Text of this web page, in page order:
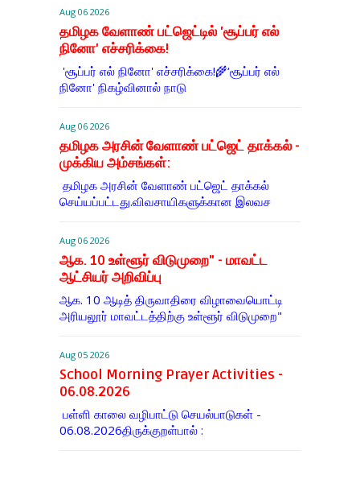
Aug 06 2026
தமிழக வேளாண் பட்ஜெட்டில் 'சூப்பர் எல்
நினோ' எச்சரிக்கை!
'சூப்பர் எல் நினோ' எச்சரிக்கை!🌾‘சூப்பர் எல்
நினோ' நிகழ்வினால் நாடு
Aug 06 2026
தமிழக அரசின் வேளாண் பட்ஜெட் தாக்கல் -
முக்கிய அம்சங்கள்:
தமிழக அரசின் வேளாண் பட்ஜெட் தாக்கல்
செய்யப்பட்டது.விவசாயிகளுக்கான இலவச
Aug 06 2026
ஆக. 10 உள்ளூர் விடுமுறை" - மாவட்ட
ஆட்சியர் அறிவிப்பு
ஆக. 10 ஆடித் திருவாதிரை விழாவையொட்டி
அரியலூர் மாவட்டத்திற்கு உள்ளூர் விடுமுறை"
Aug 05 2026
School Morning Prayer Activities -
06.08.2026
பள்ளி காலை வழிபாட்டு செயல்பாடுகள் -
06.08.2026திருக்குறள்பால் :